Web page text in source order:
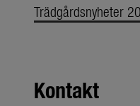
Trädgårdsnyheter
Kontakt